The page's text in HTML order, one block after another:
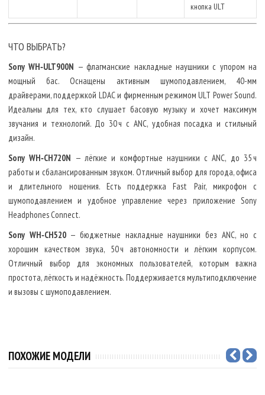
кнопка ULT
ЧТО ВЫБРАТЬ?
Sony WH‑ULT900N — флагманские накладные наушники с упором на
мощный бас. Оснащены активным шумоподавлением, 40-мм
драйверами, поддержкой LDAC и фирменным режимом ULT Power Sound.
Идеальны для тех, кто слушает басовую музыку и хочет максимум
звучания и технологий. До 30 ч с ANC, удобная посадка и стильный
дизайн.
Sony WH‑CH720N — лёгкие и комфортные наушники с ANC, до 35 ч
работы и сбалансированным звуком. Отличный выбор для города, офиса
и длительного ношения. Есть поддержка Fast Pair, микрофон с
шумоподавлением и удобное управление через приложение Sony
Headphones Connect.
Sony WH‑CH520— бюджетные накладные наушники без ANC, но с
хорошим качеством звука, 50 ч автономности и лёгким корпусом.
Отличный выбор для экономных пользователей, которым важна
простота, лёгкость и надёжность. Поддерживается мультиподключение
и вызовы с шумоподавлением.
ПОХОЖИЕ МОДЕЛИ